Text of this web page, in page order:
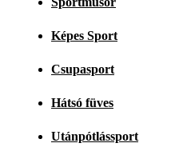
Képes Sport
Csupasport
Hátsó füves
Utánpótlássport